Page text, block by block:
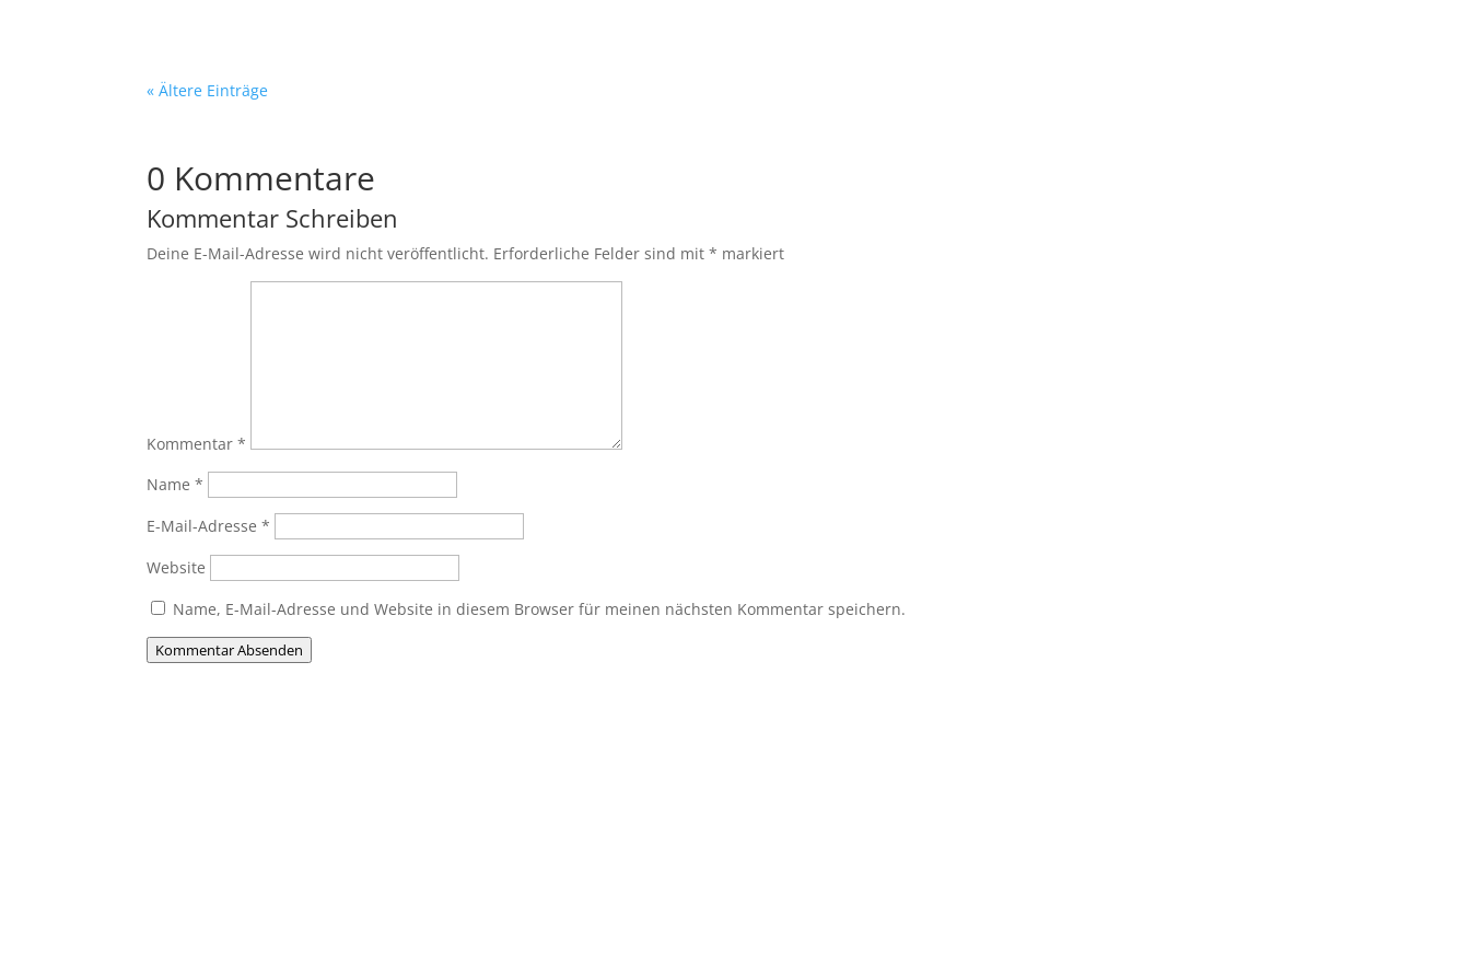
« Ältere Einträge
0 Kommentare
Kommentar Schreiben
Deine E-Mail-Adresse wird nicht veröffentlicht. Erforderliche Felder sind mit* markiert
Kommentar*
Name*
E-Mail-Adresse*
Website
Name, E-Mail-Adresse und Website in diesem Browser für meinen nächsten Kommentar speichern.
Kommentar Absenden